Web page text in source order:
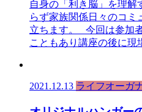
自身の「利き脳」を理解
らず家族関係日々のコミ
立ちます。 今回は参加
こともあり講座の後に現
2021.12.13 ライフオーガ